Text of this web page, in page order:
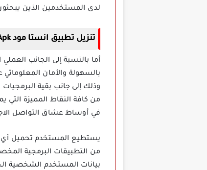
لدى المستخدمين الذين
تنزيل تطبيق انستا مود InstaMod Apk مهكر
بالسهولة والأمان
وذلك إلى جانب بقية
من كافة النقاط المميزة
في أوساط عشاق التواصل
من التطبيقات البرمجية
بيانات المستخدم الشخصية